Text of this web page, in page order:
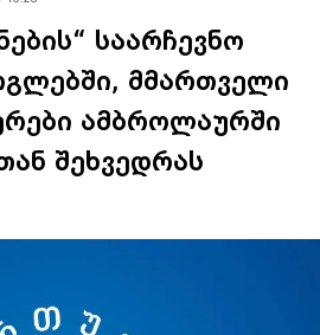
საარჩევნო
მმართველი
ამბროლაურში
შეხვედრას